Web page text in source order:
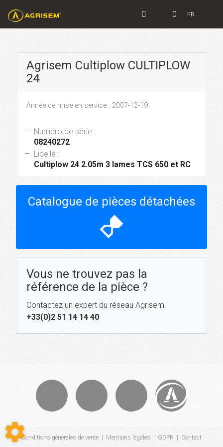
0 FR
Agrisem Cultiplow CULTIPLOW
24
Année de mise en service : 2007-12-19
Numéro de série :
08240272
Libellé :
Cultiplow 24 2.05m 3 lames TCS 650 et RC
Catalogue de pièces détachées
hourglass_top
Vous ne trouvez pas la
référence de la pièce ?
Contactez un expert du réseau Agrisem.
+33(0)2 51 14 14 40
Conditions générales de vente Mentions légales GDPR Contact